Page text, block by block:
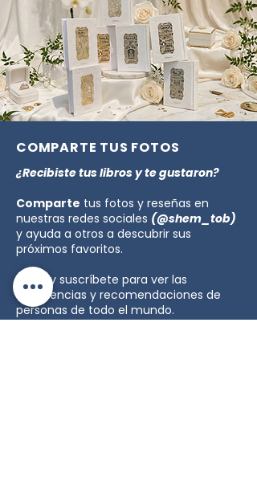
COMPARTE TUS FOTOS
¿Recibiste tus libros y te gustaron?
Comparte tus fotos y reseñas en
nuestras redes sociales (@shem_tob)
y ayuda a otros a descubrir sus
próximos favoritos.
Sigue y suscríbete para ver las
experiencias y recomendaciones de
personas de todo el mundo.